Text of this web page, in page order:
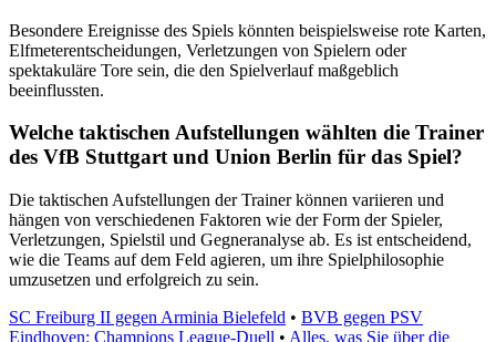
Besondere Ereignisse des Spiels könnten beispielsweise rote Karten,
Elfmeterentscheidungen, Verletzungen von Spielern oder
spektakuläre Tore sein, die den Spielverlauf maßgeblich
beeinflussten.
Welche taktischen Aufstellungen wählten die Trainer
des VfB Stuttgart und Union Berlin für das Spiel?
Die taktischen Aufstellungen der Trainer können variieren und
hängen von verschiedenen Faktoren wie der Form der Spieler,
Verletzungen, Spielstil und Gegneranalyse ab. Es ist entscheidend,
wie die Teams auf dem Feld agieren, um ihre Spielphilosophie
umzusetzen und erfolgreich zu sein.
SC Freiburg II gegen Arminia Bielefeld • BVB gegen PSV
Eindhoven: Champions League-Duell • Alles, was Sie über die